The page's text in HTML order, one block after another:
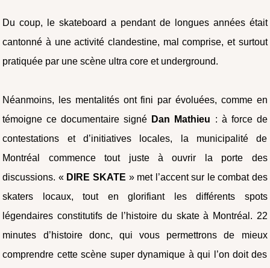
Du coup, le skateboard a pendant de longues années était
cantonné à une activité clandestine, mal comprise, et surtout
pratiquée par une scène ultra core et underground.
Néanmoins, les mentalités ont fini par évoluées, comme en
témoigne ce documentaire signé Dan Mathieu : à force de
contestations et d’initiatives locales, la municipalité de
Montréal commence tout juste à ouvrir la porte des
discussions. « DIRE SKATE » met l’accent sur le combat des
skaters locaux, tout en glorifiant les différents spots
légendaires constitutifs de l’histoire du skate à Montréal. 22
minutes d’histoire donc, qui vous permettrons de mieux
comprendre cette scène super dynamique à qui l’on doit des